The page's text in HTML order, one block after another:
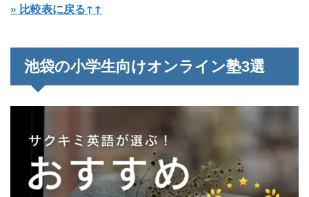
» 比較表に戻る↑↑
池袋の小学生向けオンライン塾3選